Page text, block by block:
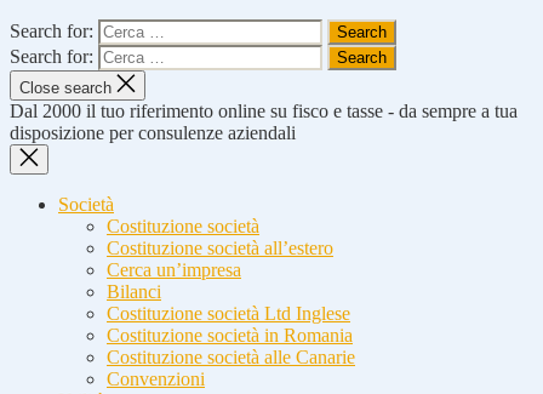
Search for:
Search for:
Close search
Dal 2000 il tuo riferimento online su fisco e tasse - da sempre a tua
disposizione per consulenze aziendali
Società
Costituzione società
Costituzione società all’estero
Cerca un’impresa
Bilanci
Costituzione società Ltd Inglese
Costituzione società in Romania
Costituzione società alle Canarie
Convenzioni